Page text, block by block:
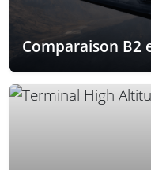
Comparaison B2